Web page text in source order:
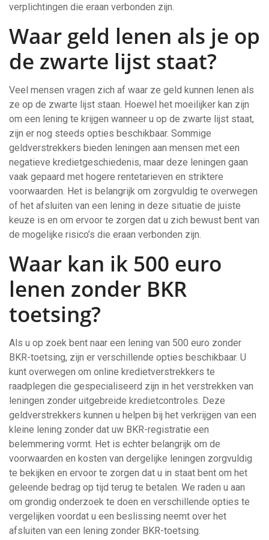
verplichtingen die eraan verbonden zijn.
Waar geld lenen als je op
de zwarte lijst staat?
Veel mensen vragen zich af waar ze geld kunnen lenen als
ze op de zwarte lijst staan. Hoewel het moeilijker kan zijn
om een lening te krijgen wanneer u op de zwarte lijst staat,
zijn er nog steeds opties beschikbaar. Sommige
geldverstrekkers bieden leningen aan mensen met een
negatieve kredietgeschiedenis, maar deze leningen gaan
vaak gepaard met hogere rentetarieven en striktere
voorwaarden. Het is belangrijk om zorgvuldig te overwegen
of het afsluiten van een lening in deze situatie de juiste
keuze is en om ervoor te zorgen dat u zich bewust bent van
de mogelijke risico’s die eraan verbonden zijn.
Waar kan ik 500 euro
lenen zonder BKR
toetsing?
Als u op zoek bent naar een lening van 500 euro zonder
BKR-toetsing, zijn er verschillende opties beschikbaar. U
kunt overwegen om online kredietverstrekkers te
raadplegen die gespecialiseerd zijn in het verstrekken van
leningen zonder uitgebreide kredietcontroles. Deze
geldverstrekkers kunnen u helpen bij het verkrijgen van een
kleine lening zonder dat uw BKR-registratie een
belemmering vormt. Het is echter belangrijk om de
voorwaarden en kosten van dergelijke leningen zorgvuldig
te bekijken en ervoor te zorgen dat u in staat bent om het
geleende bedrag op tijd terug te betalen. We raden u aan
om grondig onderzoek te doen en verschillende opties te
vergelijken voordat u een beslissing neemt over het
afsluiten van een lening zonder BKR-toetsing.